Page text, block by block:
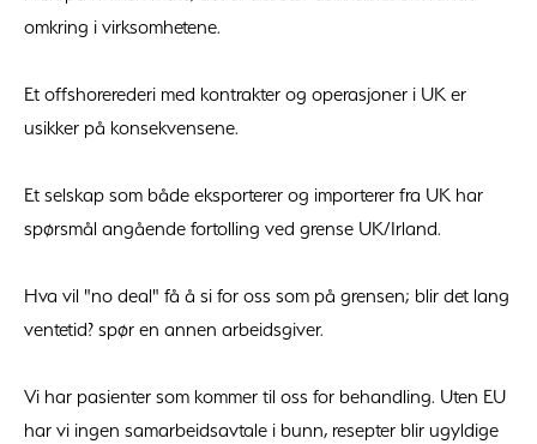
omkring i virksomhetene.
Et offshorerederi med kontrakter og operasjoner i UK er
usikker på konsekvensene.
Et selskap som både eksporterer og importerer fra UK har
spørsmål angående fortolling ved grense UK/Irland.
Hva vil "no deal" få å si for oss som på grensen; blir det lang
ventetid? spør en annen arbeidsgiver.
Vi har pasienter som kommer til oss for behandling. Uten EU
har vi ingen samarbeidsavtale i bunn, resepter blir ugyldige